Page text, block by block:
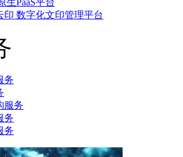
生PaaS平台
印 数字化文印管理平台
务
服务
务
务